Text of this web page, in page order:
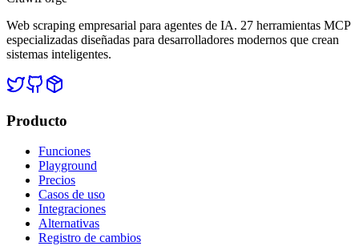
Web scraping empresarial para agentes de IA. 27 herramientas MCP
especializadas diseñadas para desarrolladores modernos que crean
sistemas inteligentes.
Producto
Funciones
Playground
Precios
Casos de uso
Integraciones
Alternativas
Registro de cambios